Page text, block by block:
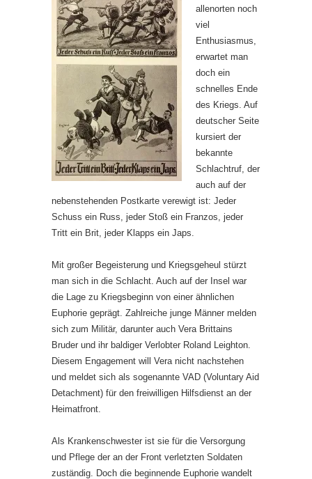
allenorten noch
viel
Enthusiasmus,
erwartet man
doch ein
schnelles Ende
des Kriegs. Auf
deutscher Seite
kursiert der
bekannte
Schlachtruf, der
auch auf der
nebenstehenden Postkarte verewigt ist: Jeder
Schuss ein Russ, jeder Stoß ein Franzos, jeder
Tritt ein Brit, jeder Klapps ein Japs.
Mit großer Begeisterung und Kriegsgeheul stürzt
man sich in die Schlacht. Auch auf der Insel war
die Lage zu Kriegsbeginn von einer ähnlichen
Euphorie geprägt. Zahlreiche junge Männer melden
sich zum Militär, darunter auch Vera Brittains
Bruder und ihr baldiger Verlobter Roland Leighton.
Diesem Engagement will Vera nicht nachstehen
und meldet sich als sogenannte VAD (Voluntary Aid
Detachment) für den freiwilligen Hilfsdienst an der
Heimatfront.
Als Krankenschwester ist sie für die Versorgung
und Pflege der an der Front verletzten Soldaten
zuständig. Doch die beginnende Euphorie wandelt